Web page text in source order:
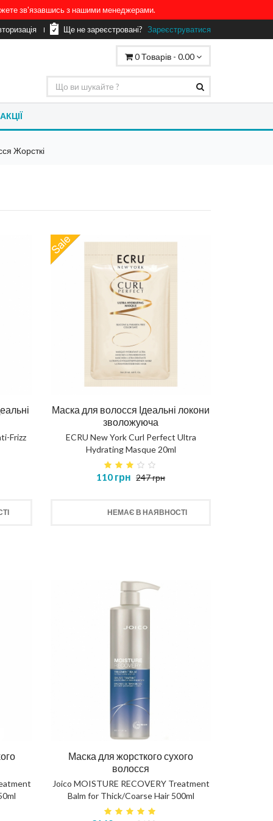
зв'язавшись з нашими менеджерами.
Ще не зареєстровані? Зареєструватися
0Товарів - 0.00
АКЦІЇ
Жорсткі
Frizz
Маска для волосся Ідеальні локони
зволожуюча
ECRU New York Curl Perfect Ultra
Hydrating Masque 20ml
110 грн 247 грн
НЕМАЄ В НАЯВНОСТІ
Маска для жорсткого сухого
волосся
Joico MOISTURE RECOVERY Treatment
Balm for Thick/Coarse Hair 500ml